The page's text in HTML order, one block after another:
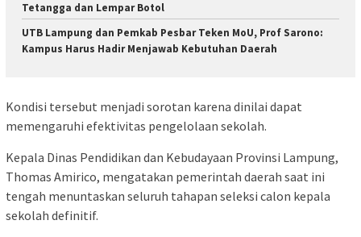
Tetangga dan Lempar Botol
UTB Lampung dan Pemkab Pesbar Teken MoU, Prof Sarono:
Kampus Harus Hadir Menjawab Kebutuhan Daerah
Kondisi tersebut menjadi sorotan karena dinilai dapat
memengaruhi efektivitas pengelolaan sekolah.
Kepala Dinas Pendidikan dan Kebudayaan Provinsi Lampung,
Thomas Amirico, mengatakan pemerintah daerah saat ini
tengah menuntaskan seluruh tahapan seleksi calon kepala
sekolah definitif.